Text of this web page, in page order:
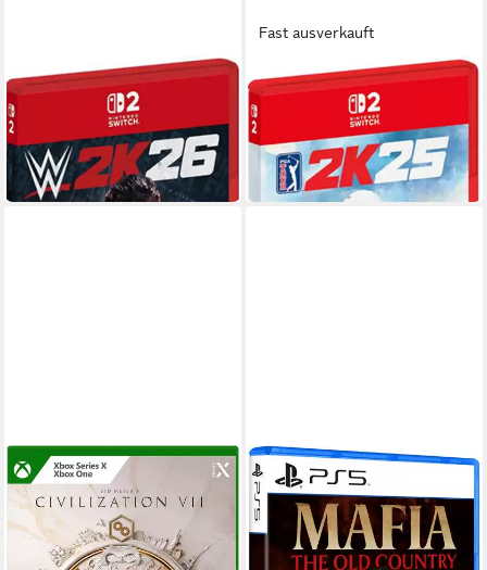
TAKE 2
Plattform
ab 16 Jahren USK-Freigabe
42,90 €
in 4-5 Werktagen bei dir
Fast ausverkauft
TAKE 2
PGA Tour 2K25
Plattform
ab 12 Jahren USK-Freigabe
34,90 €
in 4-5 Werktagen bei dir